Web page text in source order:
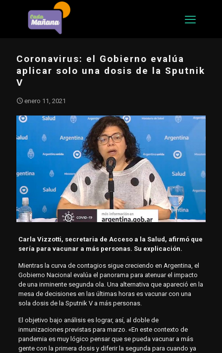
Coronavirus: el Gobierno evalúa
aplicar solo una dosis de la Sputnik
V
enero 11, 2021
Carla Vizzotti, secretaria de Acceso a la Salud, afirmó que
sería para vacunar a más personas. Su explicación.
Mientras la curva de contagios sigue creciendo en Argentina, el
Gobierno Nacional evalúa el panorama para atenuar el impacto
de una inminente segunda ola. Una alternativa que apareció en la
mesa de decisiones en las últimas horas es vacunar con una
sola dosis de la Sputnik V a más personas.
El objetivo bajo análisis es lograr, así, al doble de
inmunizaciones previstas para marzo. «En este contexto de
pandemia es muy lógico pensar que se pueda vacunar a más
gente con la primera dosis y diferir la segunda para cuando ya